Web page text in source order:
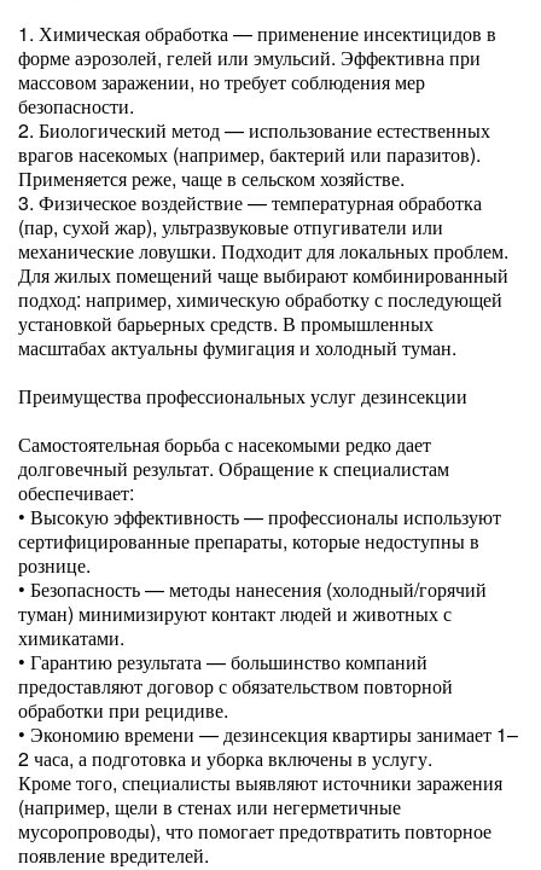
1. Химическая обработка — применение инсектицидов в
форме аэрозолей, гелей или эмульсий. Эффективна при
массовом заражении, но требует соблюдения мер
безопасности.
2. Биологический метод — использование естественных
врагов насекомых (например, бактерий или паразитов).
Применяется реже, чаще в сельском хозяйстве.
3. Физическое воздействие — температурная обработка
(пар, сухой жар), ультразвуковые отпугиватели или
механические ловушки. Подходит для локальных проблем.
Для жилых помещений чаще выбирают комбинированный
подход: например, химическую обработку с последующей
установкой барьерных средств. В промышленных
масштабах актуальны фумигация и холодный туман.
Преимущества профессиональных услуг дезинсекции
Самостоятельная борьба с насекомыми редко дает
долговечный результат. Обращение к специалистам
обеспечивает:
• Высокую эффективность — профессионалы используют
сертифицированные препараты, которые недоступны в
рознице.
• Безопасность — методы нанесения (холодный/горячий
туман) минимизируют контакт людей и животных с
химикатами.
• Гарантию результата — большинство компаний
предоставляют договор с обязательством повторной
обработки при рецидиве.
• Экономию времени — дезинсекция квартиры занимает 1–
2 часа, а подготовка и уборка включены в услугу.
Кроме того, специалисты выявляют источники заражения
(например, щели в стенах или негерметичные
мусоропроводы), что помогает предотвратить повторное
появление вредителей.